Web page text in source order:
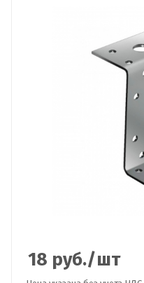
18 руб./шт